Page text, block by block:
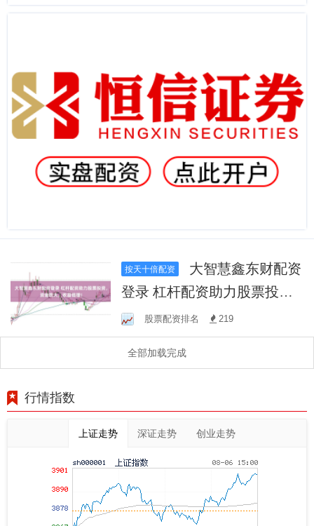
按天十倍配资
登录 杠杆配资助力股票投
资，资金放大，收益倍增！
股票配资排名 219
全部加载完成
行情指数
上证走势 深证走势 创业走势